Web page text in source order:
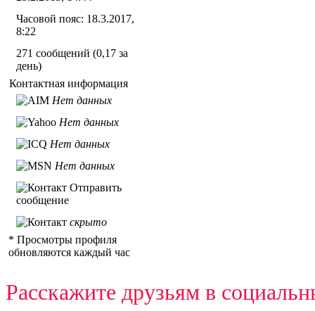
Часовой пояс: 18.3.2017,
8:22
271 сообщений (0,17 за
день)
Контактная информация
Нет данных
Нет данных
Нет данных
Нет данных
Отправить
сообщение
скрыто
* Просмотры профиля
обновляются каждый час
Расскажите друзьям в